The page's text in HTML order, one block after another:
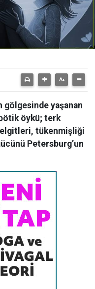
yaşanan
öykü; terk
tükenmişliği
Petersburg’un